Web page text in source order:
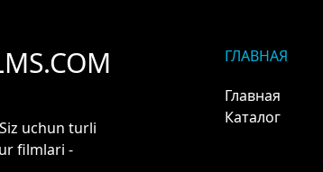
uchun turli
filmlari -
ГЛАВНАЯ
Главная
Каталог